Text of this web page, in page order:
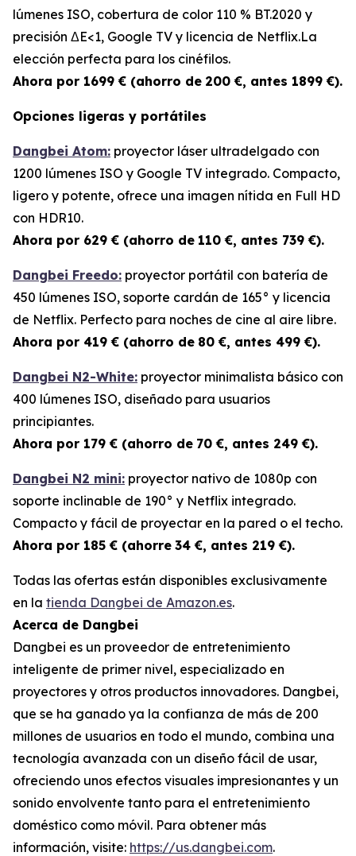
lúmenes ISO, cobertura de color 110 % BT.2020 y
precisión ΔE<1, Google TV y licencia de Netflix.La
elección perfecta para los cinéfilos.
Ahora por 1699 € (ahorro de 200 €, antes 1899 €).
Opciones ligeras y portátiles
Dangbei Atom: proyector láser ultradelgado con
1200 lúmenes ISO y Google TV integrado. Compacto,
ligero y potente, ofrece una imagen nítida en Full HD
con HDR10.
Ahora por 629 € (ahorro de 110 €, antes 739 €).
Dangbei Freedo: proyector portátil con batería de
450 lúmenes ISO, soporte cardán de 165° y licencia
de Netflix. Perfecto para noches de cine al aire libre.
Ahora por 419 € (ahorro de 80 €, antes 499 €).
Dangbei N2-White: proyector minimalista básico con
400 lúmenes ISO, diseñado para usuarios
principiantes.
Ahora por 179 € (ahorro de 70 €, antes 249 €).
Dangbei N2 mini: proyector nativo de 1080p con
soporte inclinable de 190° y Netflix integrado.
Compacto y fácil de proyectar en la pared o el techo.
Ahora por 185 € (ahorre 34 €, antes 219 €).
Todas las ofertas están disponibles exclusivamente
en la tienda Dangbei de Amazon.es.
Acerca de Dangbei
Dangbei es un proveedor de entretenimiento
inteligente de primer nivel, especializado en
proyectores y otros productos innovadores. Dangbei,
que se ha ganado ya la confianza de más de 200
millones de usuarios en todo el mundo, combina una
tecnología avanzada con un diseño fácil de usar,
ofreciendo unos efectos visuales impresionantes y un
sonido envolvente tanto para el entretenimiento
doméstico como móvil. Para obtener más
información, visite: https://us.dangbei.com.